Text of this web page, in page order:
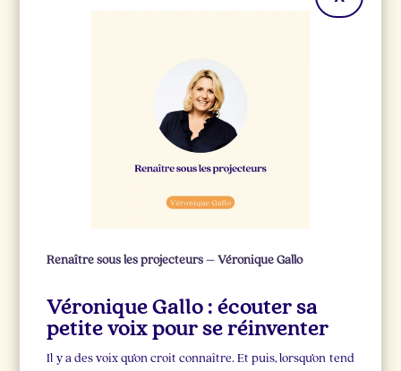
Renaître sous les projecteurs – Véronique Gallo
Véronique Gallo : écouter sa
petite voix pour se réinventer
Il y a des voix qu’on croit connaître. Et puis, lorsqu’on tend